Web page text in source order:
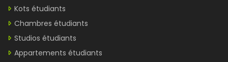
Kots étudiants
Chambres étudiants
Studios étudiants
Appartements étudiants